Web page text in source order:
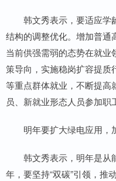
韩文秀表示，要适应学
结构的调整优化。增加普通
当前供强需弱的态势在就业
策导向，实施稳岗扩容提质
等重点群体就业，不断提高
员、新就业形态人员参加职
明年要扩大绿电应用，
韩文秀表示，明年是从
年，要坚持“双碳”引领，推